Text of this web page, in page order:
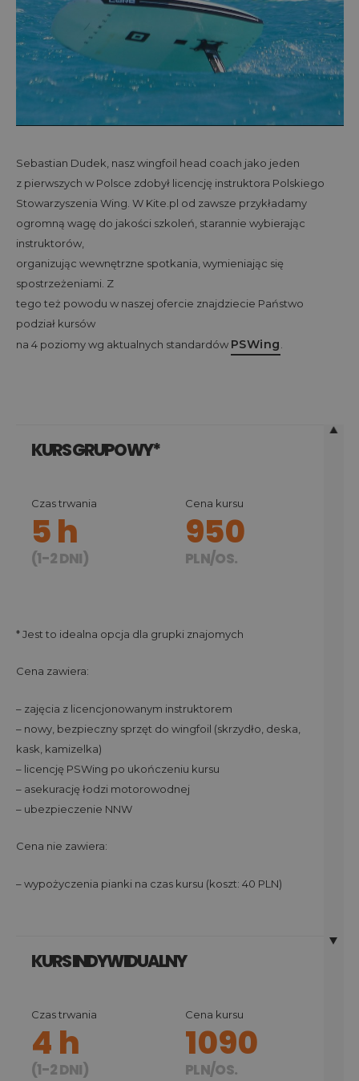
Sebastian Dudek, nasz wingfoil head coach jako jeden
z pierwszych w Polsce zdobył licencję instruktora Polskiego
Stowarzyszenia Wing. W Kite.pl od zawsze przykładamy
ogromną wagę do jakości szkoleń, starannie wybierając
instruktorów,
organizując wewnętrzne spotkania, wymieniając się
spostrzeżeniami. Z
tego też powodu w naszej ofercie znajdziecie Państwo
podział kursów
na 4 poziomy wg aktualnych standardów PSWing
KURS GRUPOWY*
Czas trwania
5 h
(1-2 DNI)
Cena kursu
950
PLN/OS.
* Jest to idealna opcja dla grupki znajomych
Cena zawiera:
– zajęcia z licencjonowanym instruktorem
– nowy, bezpieczny sprzęt do wingfoil (skrzydło, deska,
kask, kamizelka)
– licencję PSWing po ukończeniu kursu
– asekurację łodzi motorowodnej
– ubezpieczenie NNW
Cena nie zawiera:
– wypożyczenia pianki na czas kursu (koszt: 40 PLN)
KURS INDYWIDUALNY
Czas trwania
4 h
(1-2 DNI)
Cena kursu
1090
PLN/OS.